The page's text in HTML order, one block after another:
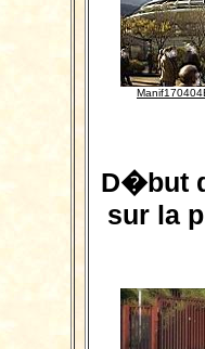
D�but
sur la